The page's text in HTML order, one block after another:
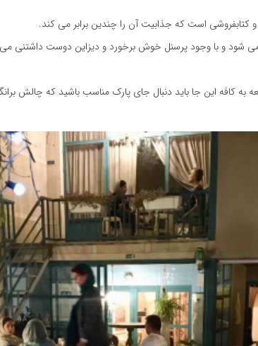
و کتابفروشی است که جذابیت آن را چندین برابر می کند.
می شود و با وجود پرسنل خوش برخورد و دیزاین دوست داشتنی می
به کافه این جا باید دنبال جای پارک مناسب باشید که چالش